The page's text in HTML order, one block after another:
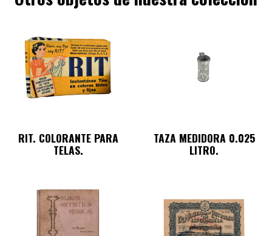
RIT. COLORANTE PARA
TELAS.
TAZA MEDIDORA 0.025
LITRO.